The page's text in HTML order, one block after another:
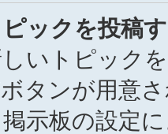
ックを投稿
いトピック
タンが用意
示板の設定